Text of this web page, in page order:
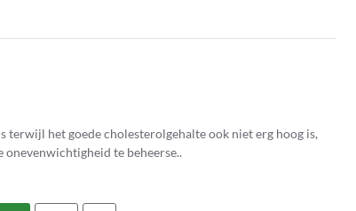
terwijl het goede cholesterolgehalte ook niet erg hoog is,
te beheerse..